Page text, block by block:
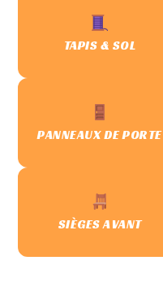
TAPIS & SOL
PANNEAUX DE PORTE
SIÈGES AVANT